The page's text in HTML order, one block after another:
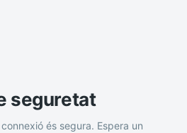
seguretat
és segura. Espera un